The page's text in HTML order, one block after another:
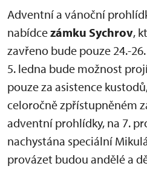
Adventní a vánoční
nabídcezámku Sychrov,
zavřeno bude pouze 24.-
5. ledna bude možnost
pouze za asistence
celoročně zpřístupněném
adventní prohlídky, na 7.
nachystána speciální
provázet budou andělé a